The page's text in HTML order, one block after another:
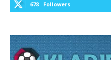
678 Followers